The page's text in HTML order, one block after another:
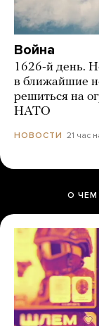
Война
1626-й день.
в ближайшие
решиться на
НАТО
НОВОСТИ 21 час
О